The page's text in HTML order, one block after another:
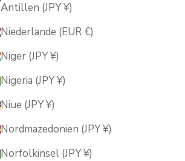
Antillen (JPY ¥)
Niederlande (EUR €)
Niger (JPY ¥)
Nigeria (JPY ¥)
Niue (JPY ¥)
Nordmazedonien (JPY ¥)
Norfolkinsel (JPY ¥)